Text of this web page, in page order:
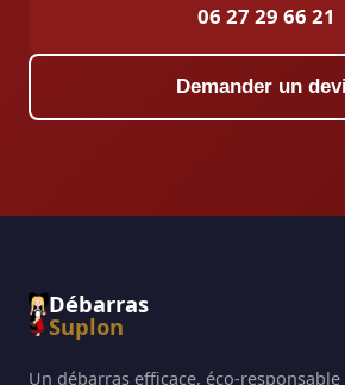
06 27 29 66 21
Demander un
Débarras
Suplon
Un débarras efficace, éco-responsable